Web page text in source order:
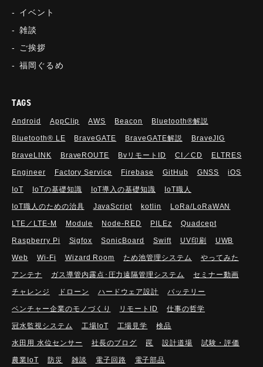
イベント
雑談
ご挨拶
福岡ぐるめ
TAGS
Android AppClip AWS Beacon Bluetooth®解説
Bluetooth®︎ LE BraveGATE BraveGATE解説 BraveJIG
BraveLINK BraveROUTE BvリモートID CI／CD ELTRES
Engineer Factory Service Firebase GitHub GNSS iOS
IoT IoTの基礎知識 IoT導入の基礎知識 IoT職人
IoT職人のための治具 JavaScript kotlin LoRa/LoRaWAN
LTE／LTE-M Module Node-RED PILEz Quadcept
Raspberry Pi Sigfox SonicBoard Swift UV印刷 UWB
Web Wi-Fi Wizard Room ため池管理システム やってみた
アンテナ ガス導管内露点･圧力遠隔管理システム セミナー動画
チャレンジ ドローン ハードウェア設計 バッテリー
ベンチャー企業のモノづくり リモートID 仕事の哲学
冠水監視システム 工場IoT 工場見学 検品
水田用 水位センサー 社長のブログ 罠 設計道場 試験・評価
農業IoT 防災 雑談 電子回路 電子部品